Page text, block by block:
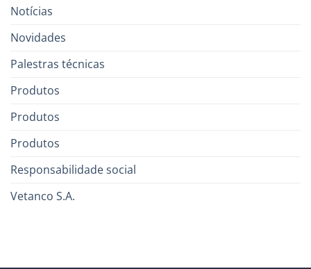
Notícias
Novidades
Palestras técnicas
Produtos
Produtos
Produtos
Responsabilidade social
Vetanco S.A.